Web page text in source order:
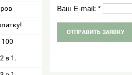
в 1.
Ваш E-mail: *